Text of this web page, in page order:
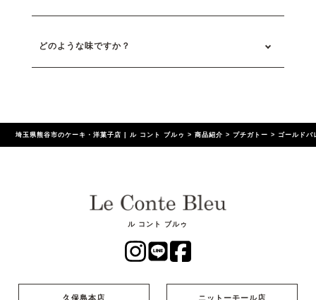
どのような味ですか？
埼玉県熊谷市のケーキ・洋菓子店 | ル コント ブルゥ >商品紹介 >プチガトー > ゴールドバ
ル コント ブルゥ
久保島本店 ニットーモール店